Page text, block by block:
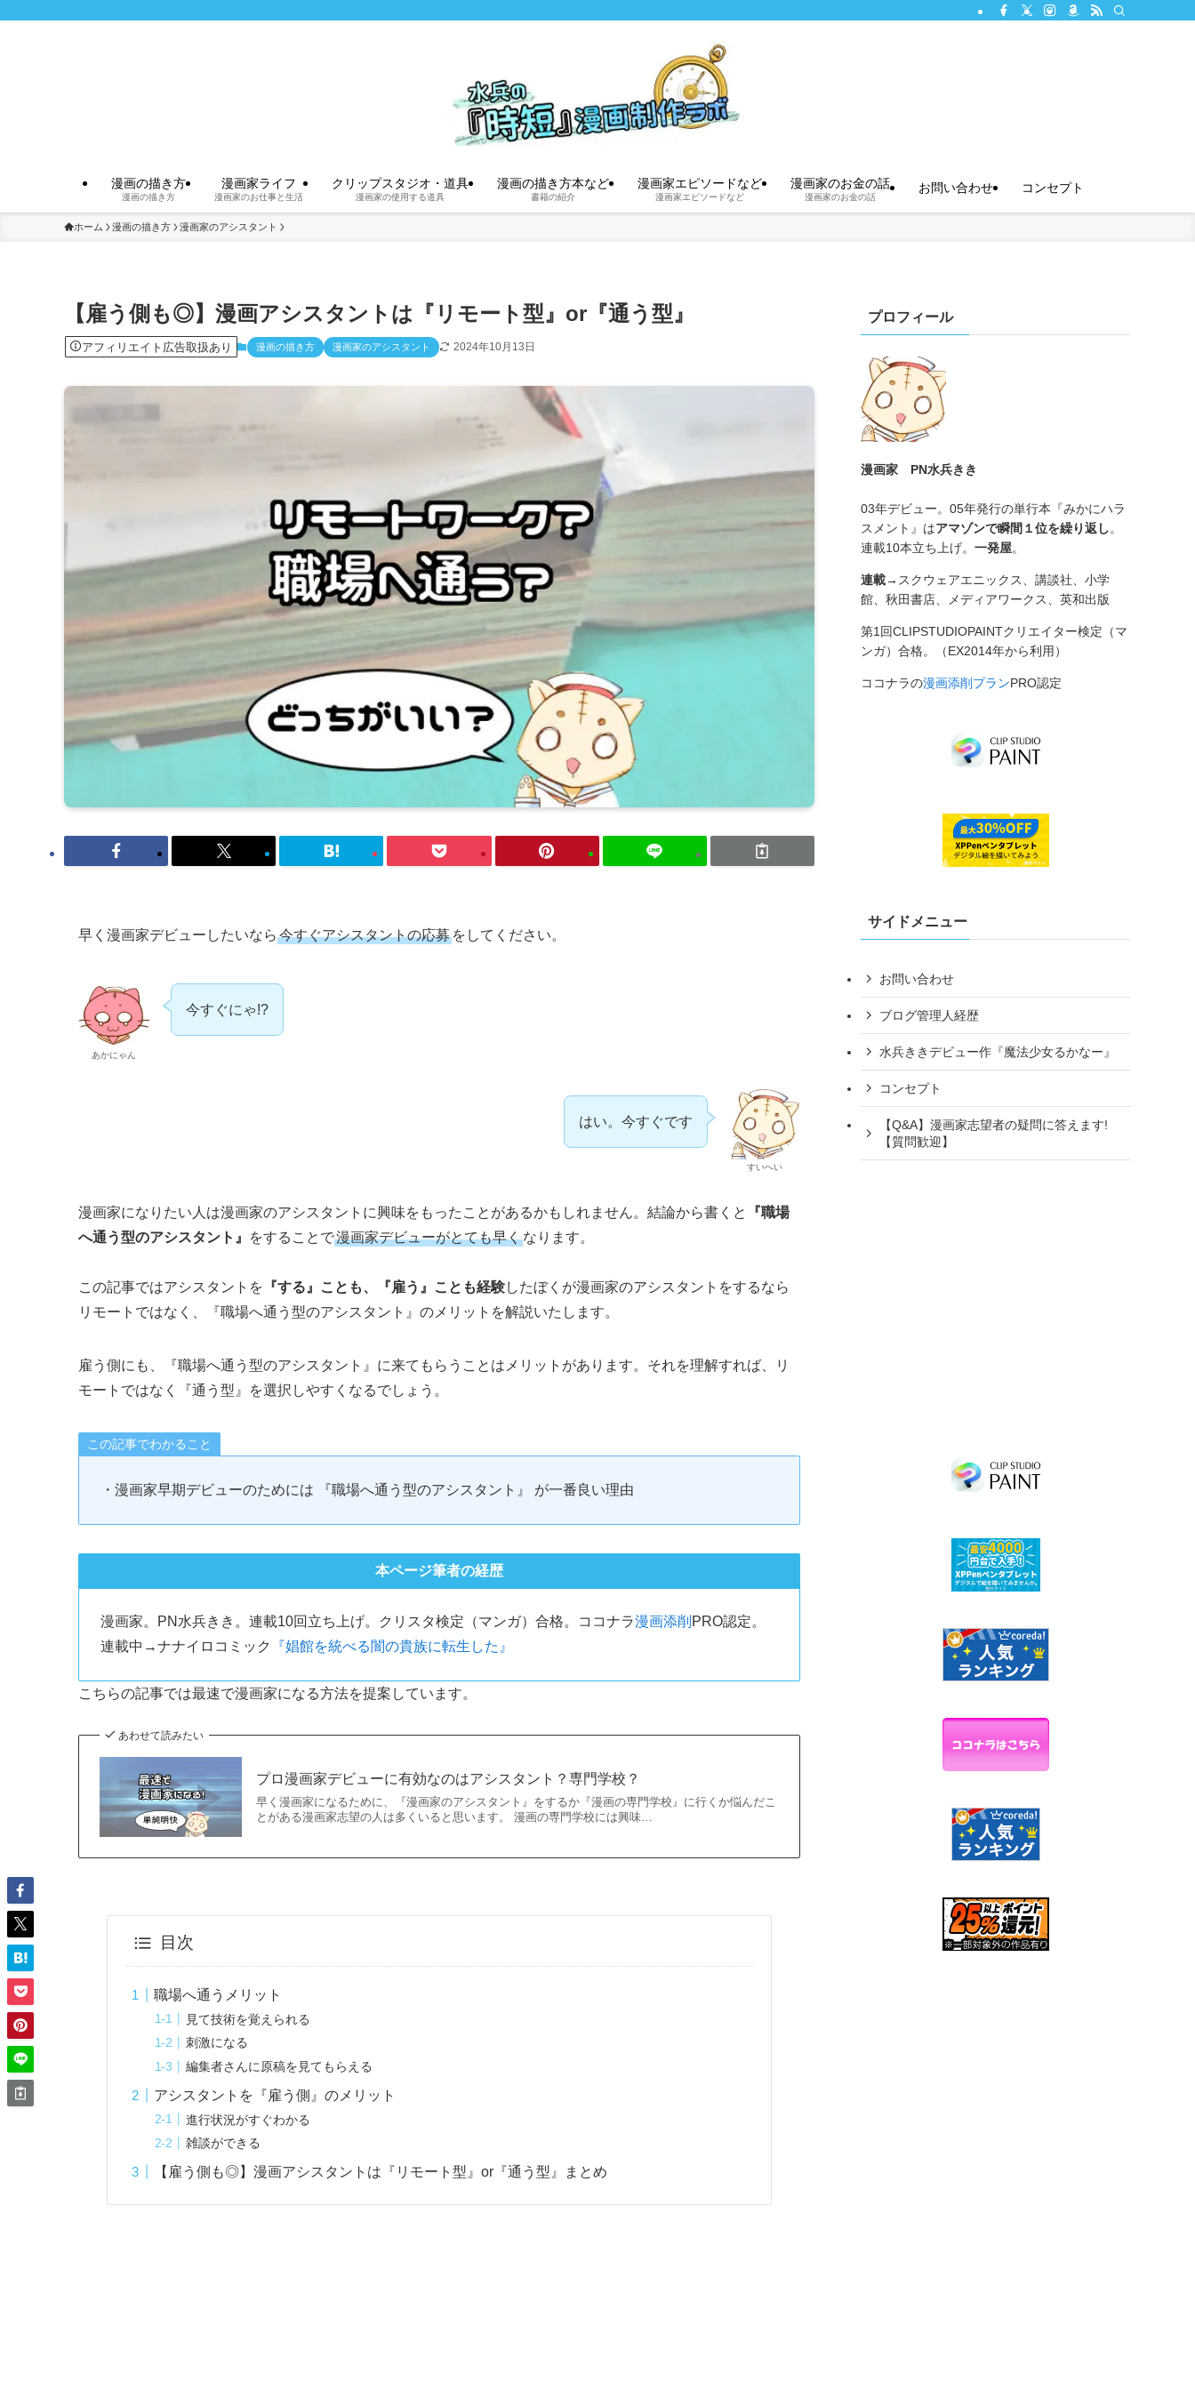
漫画の描き方
漫画の描き方
漫画家ライフ
漫画家のお仕事と生活
クリップスタジオ・道具
漫画家の使用する道具
漫画の描き方本など
書籍の紹介
漫画家エピソードなど
漫画家エピソードなど
漫画家のお金の話
漫画家のお金の話
お問い合わせ コンセプト
ホーム 漫画の描き方 漫画家のアシスタント
【雇う側も◎】漫画アシスタントは『リモート型』or『通う型』
アフィリエイト広告取扱あり 漫画の描き方 漫画家のアシスタント 2024年10月13日
早く漫画家デビューしたいなら 今すぐアシスタントの応募 をしてください。
あかにゃん
今すぐにゃ!?
すいへい
はい。今すぐです
漫画家になりたい人は漫画家のアシスタントに興味をもったことがあるかもしれません。結論から書くと
『職場
へ通う型のアシスタント』
をすることで漫画家デビューがとても早くなります。
この記事ではアシスタントを 『する』ことも、『雇う』ことも経験したぼくが漫画家のアシスタントをするなら
リモートではなく、『職場へ通う型のアシスタント』のメリットを解説いたします。
雇う側にも、『職場へ通う型のアシスタント』に来てもらうことはメリットがあります。それを理解すれば、リ
モートではなく『通う型』を選択しやすくなるでしょう。
この記事でわかること
・漫画家早期デビューのためには 『職場へ通う型のアシスタント』 が一番良い理由
本ページ筆者の経歴
漫画家。PN水兵きき。連載10回立ち上げ。クリスタ検定（マンガ）合格。ココナラ漫画添削 PRO認定。
連載中→ナナイロコミック
『娼館を統べる闇の貴族に転生した』
こちらの記事では最速で漫画家になる方法を提案しています。
あわせて読みたい
プロ漫画家デビューに有効なのはアシスタント？専門学校？
早く漫画家になるために、『漫画家のアシスタント』をするか『漫画の専門学校』に行くか悩んだこ
とがある漫画家志望の人は多くいると思います。 漫画の専門学校には興味…
目次
職場へ通うメリット
見て技術を覚えられる
刺激になる
編集者さんに原稿を見てもらえる
アシスタントを『雇う側』のメリット
進行状況がすぐわかる
雑談ができる
【雇う側も◎】漫画アシスタントは『リモート型』or『通う型』まとめ
プロフィール
漫画家 PN水兵きき
03年デビュー。05年発行の単行本『みかにハラ
スメント』はアマゾンで瞬間１位を繰り返し。
連載10本立ち上げ。 一発屋。
連載→ スクウェアエニックス、講談社、小学
館、秋田書店、メディアワークス、英和出版
第1回CLIPSTUDIOPAINTクリエイター検定（マ
ンガ）合格。（EX2014年から利用）
ココナラの漫画添削プランPRO認定
サイドメニュー
お問い合わせ
ブログ管理人経歴
水兵ききデビュー作『魔法少女るかなー』
コンセプト
【Q&A】漫画家志望者の疑問に答えます!
【質問歓迎】